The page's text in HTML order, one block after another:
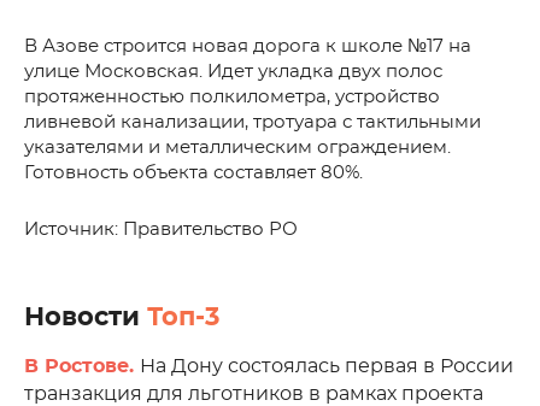
В Азове строится новая дорога к школе №17 на
улице Московская. Идет укладка двух полос
протяженностью полкилометра, устройство
ливневой канализации, тротуара с тактильными
указателями и металлическим ограждением.
Готовность объекта составляет 80%.
Источник: Правительство РО
Новости Топ-3
В Ростове. На Дону состоялась первая в России
транзакция для льготников в рамках проекта